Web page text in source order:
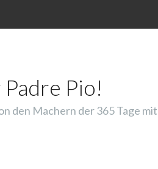
Pio!
den Machern der 365 Tage